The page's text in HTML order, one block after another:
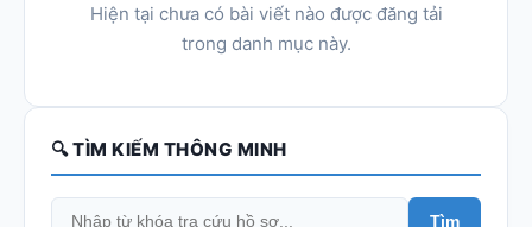
Hiện tại chưa có bài viết nào được đăng tải
trong danh mục này.
🔍 TÌM KIẾM THÔNG MINH
Tìm